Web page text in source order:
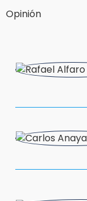
Opinión